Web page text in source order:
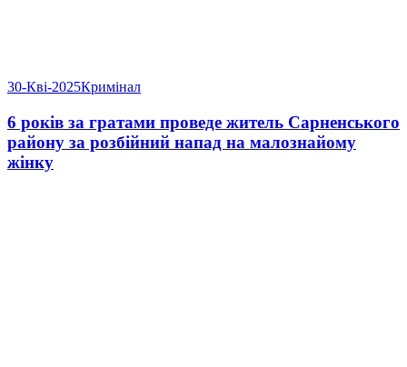
30-Кві-2025Кримінал
6 років за гратами проведе житель Сарненського
району за розбійний напад на малознайому
жінку